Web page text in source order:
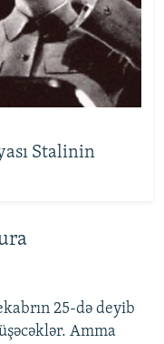
Stalinin
25-də deyib
Amma